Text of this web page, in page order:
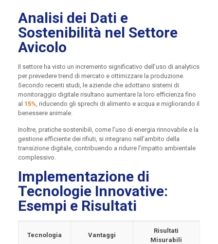
Analisi dei Dati e
Sostenibilità nel Settore
Avicolo
Il settore ha visto un incremento significativo dell’uso di analytics
per prevedere trend di mercato e ottimizzare la produzione.
Secondo recenti studi, le aziende che adottano sistemi di
monitoraggio digitale risultano aumentare la loro efficienza fino
al 15%, riducendo gli sprechi di alimento e acqua e migliorando il
benessere animale.
Inoltre, pratiche sostenibili, come l’uso di energia rinnovabile e la
gestione efficiente dei rifiuti, si integrano nell’ambito della
transizione digitale, contribuendo a ridurre l’impatto ambientale
complessivo.
Implementazione di
Tecnologie Innovative:
Esempi e Risultati
Tecnologia Vantaggi
Risultati
Misurabili